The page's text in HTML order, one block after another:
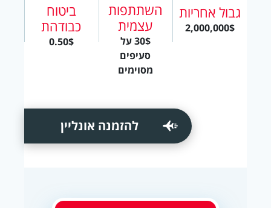
גבול אחריות
2,000,000$
השתתפות
עצמית
30$ על
סעיפים
מסוימים
ביטוח
כבודהת
0.50$
להזמנה אונליין